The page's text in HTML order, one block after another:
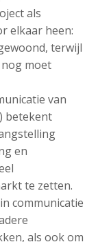
als
elkaar heen:
terwijl
moet
van
betekent
en
te zetten.
communicatie
als ook om